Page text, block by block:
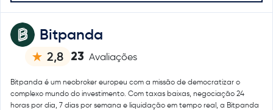
Bitpanda
2,8 23 Avaliações
Bitpanda é um neobroker europeu com a missão de democratizar o
complexo mundo do investimento. Com taxas baixas, negociação 24
horas por dia, 7 dias por semana e liquidação em tempo real, a Bitpanda